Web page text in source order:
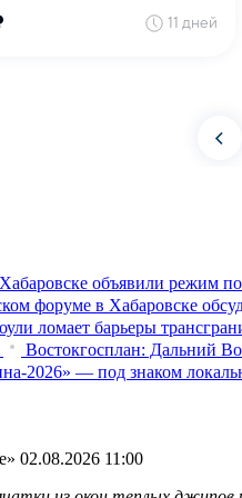
объявили режим
форуме в Хабаровске
ломает барьеры
Востокгосплан: Дальний
2026» — под знаком
02.08.2026 11:00